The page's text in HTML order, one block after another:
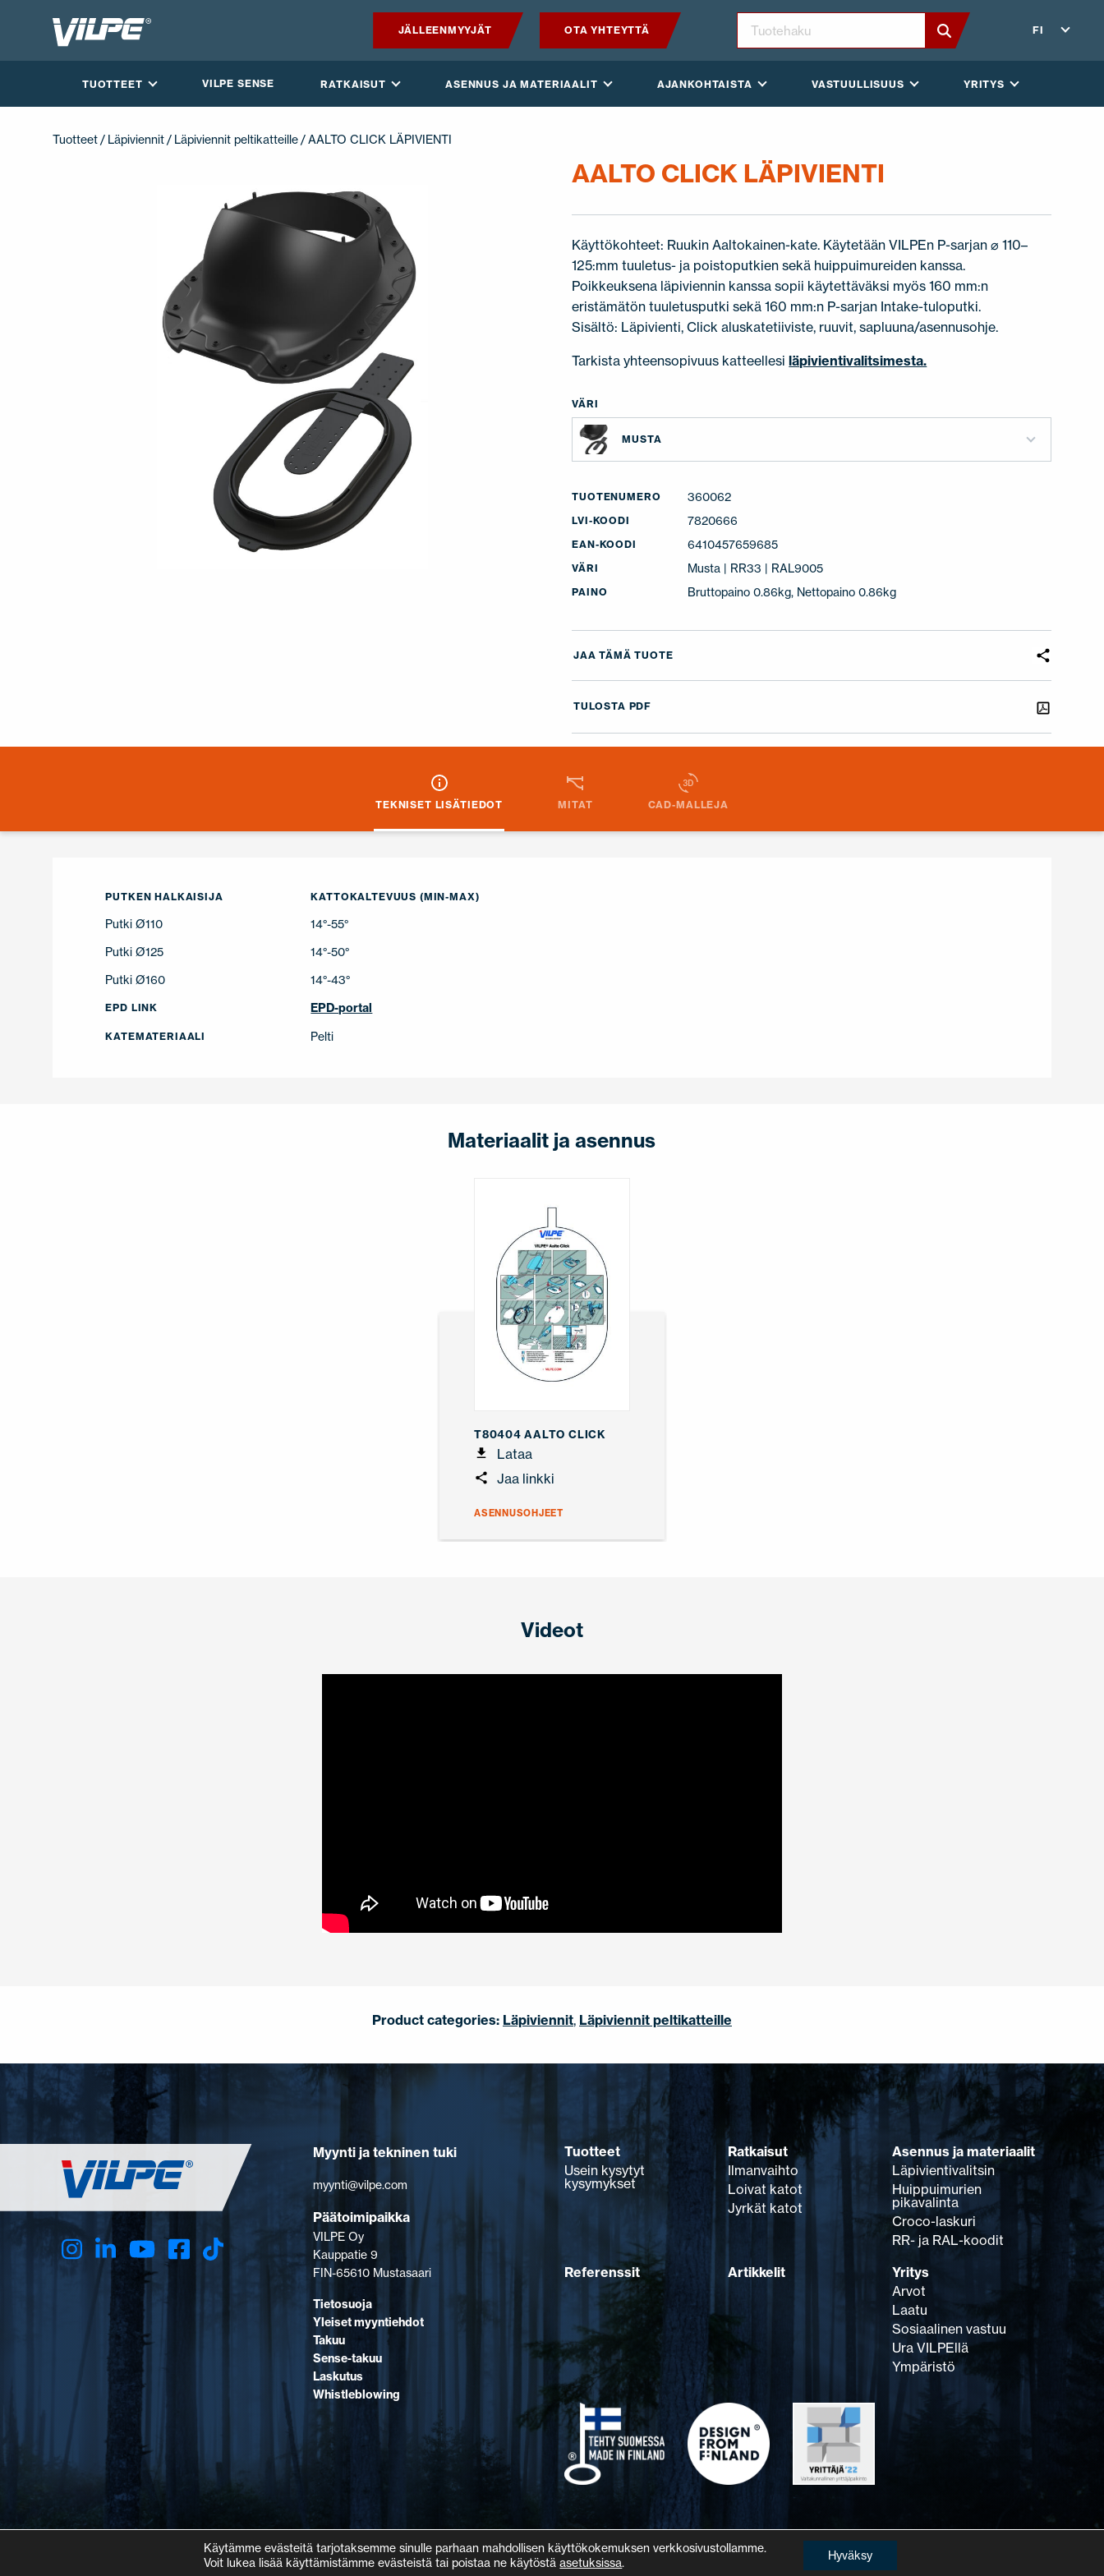
JÄLLEENMYYJÄT OTA YHTEYTTÄ FI
TUOTTEET VILPE SENSE RATKAISUT ASENNUS JA MATERIAALIT AJANKOHTAISTA VASTUULLISUUS YRITYS
AJANKOHTAISTA
VASTUULLISUUS
OTA YHTEYTTÄ
ET UK RU
Tuotteet / Läpiviennit / Läpiviennit peltikatteille / AALTO CLICK LÄPIVIENTI
AALTO CLICK LÄPIVIENTI
Käyttökohteet: Ruukin Aaltokainen-kate. Käytetään VILPEn P-sarjan ⌀ 110–
125:mm tuuletus- ja poistoputkien sekä huippuimureiden kanssa.
Poikkeuksena läpiviennin kanssa sopii käytettäväksi myös 160 mm:n
eristämätön tuuletusputki sekä 160 mm:n P-sarjan Intake-tuloputki.
Sisältö: Läpivienti, Click aluskatetiiviste, ruuvit, sapluuna/asennusohje.
Tarkista yhteensopivuus katteellesiläpivientivalitsimesta.
VÄRI
MUSTA
TUOTENUMERO 360062
LVI-KOODI 7820666
EAN-KOODI 6410457659685
VÄRI Musta | RR33 | RAL9005
PAINO Bruttopaino 0.86kg, Nettopaino 0.86kg
JAA TÄMÄ TUOTE
TULOSTA PDF
TEKNISET LISÄTIEDOT MITAT CAD-MALLEJA
PUTKEN HALKAISIJA KATTOKALTEVUUS (MIN-MAX)
Putki Ø110
14°-55°
Putki Ø125
14°-50°
Putki Ø160
14°-43°
EPD LINK EPD-portal
KATEMATERIAALI Pelti
Materiaalit ja asennus
T80404 AALTO CLICK
Lataa
Jaa linkki
ASENNUSOHJEET
Videot
Product categories: Läpiviennit, Läpiviennit peltikatteille
Myynti ja tekninen tuki
myynti@vilpe.com
Päätoimipaikka
VILPE Oy
Kauppatie 9
FIN-65610 Mustasaari
Tietosuoja
Yleiset myyntiehdot
Takuu
Sense-takuu
Laskutus
Whistleblowing
Tuotteet
Usein kysytyt
kysymykset
Ratkaisut
Ilmanvaihto
Loivat katot
Jyrkät katot
Asennus ja materiaalit
Läpivientivalitsin
Huippuimurien
pikavalinta
Croco-laskuri
RR- ja RAL-koodit
Referenssit
Artikkelit
Yritys
Arvot
Laatu
Sosiaalinen vastuu
Ura VILPEllä
Ympäristö
Käytämme evästeitä tarjotaksemme sinulle parhaan mahdollisen käyttökokemuksen verkkosivustollamme.
Voit lukea lisää käyttämistämme evästeistä tai poistaa ne käytöstäasetuksissa.
Hyväksy